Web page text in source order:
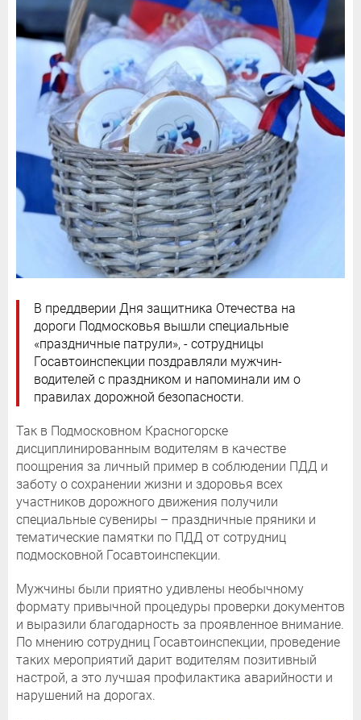
В преддверии Дня защитника Отечества на
дороги Подмосковья вышли специальные
«праздничные патрули», - сотрудницы
Госавтоинспекции поздравляли мужчин-
водителей с праздником и напоминали им о
правилах дорожной безопасности.
Так в Подмосковном Красногорске
дисциплинированным водителям в качестве
поощрения за личный пример в соблюдении ПДД и
заботу о сохранении жизни и здоровья всех
участников дорожного движения получили
специальные сувениры – праздничные пряники и
тематические памятки по ПДД от сотрудниц
подмосковной Госавтоинспекции.
Мужчины были приятно удивлены необычному
формату привычной процедуры проверки документов
и выразили благодарность за проявленное внимание.
По мнению сотрудниц Госавтоинспекции, проведение
таких мероприятий дарит водителям позитивный
настрой, а это лучшая профилактика аварийности и
нарушений на дорогах.